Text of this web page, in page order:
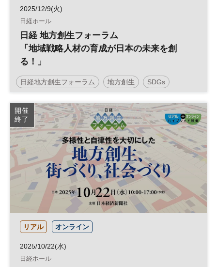
2025/12/9(火)
日経ホール
日経 地方創生フォーラム
「地域戦略人材の育成が日本の未来を創
る！」
日経地方創生フォーラム 地方創生 SDGs
地域活性化 日経ホール
参加無料
開催
終了
リアル オンライン
2025/10/22(水)
日経ホール